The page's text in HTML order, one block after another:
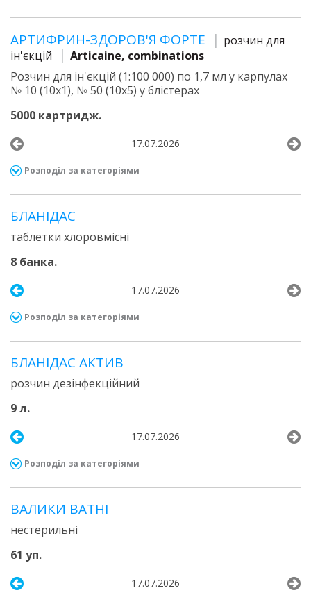
АРТИФРИН-ЗДОРОВ'Я ФОРТЕ
розчин для
ін'єкцій
Articaine, combinations
Розчин для ін'єкцій (1:100 000) по 1,7 мл у карпулах
№ 10 (10х1), № 50 (10х5) у блістерах
5000 картридж.
17.07.2026
Розподіл за категоріями
БЛАНІДАС
таблетки хлоровмісні
8 банка.
17.07.2026
Розподіл за категоріями
БЛАНІДАС АКТИВ
розчин дезінфекційний
9 л.
17.07.2026
Розподіл за категоріями
ВАЛИКИ ВАТНІ
нестерильні
61 уп.
17.07.2026